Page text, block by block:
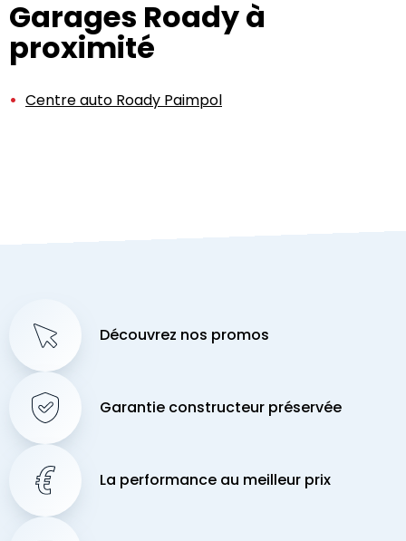
Garages Roady à
proximité
Centre auto Roady Paimpol
Découvrez nos promos
Garantie constructeur préservée
La performance au meilleur prix